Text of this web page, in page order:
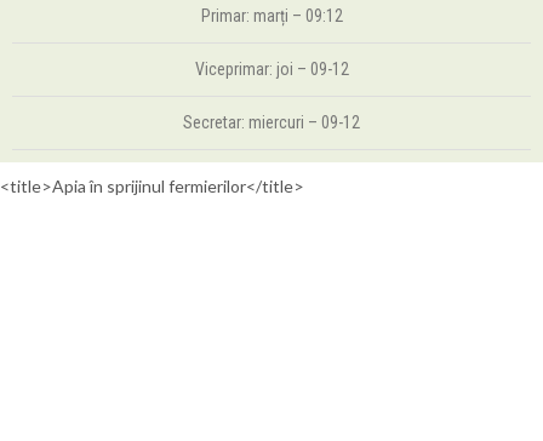
Primar: marți – 09:12
Viceprimar: joi – 09-12
Secretar: miercuri – 09-12
<title>Apia în sprijinul fermierilor</title>